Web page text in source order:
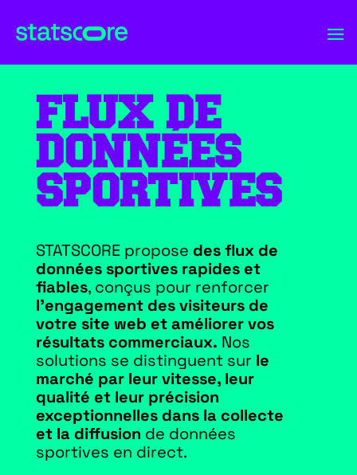
FLUX DE
DONNÉES
SPORTIVES
STATSCORE propose des flux de
données sportives rapides et
fiables, conçus pour renforcer
l’engagement des visiteurs de
votre site web et améliorer vos
résultats commerciaux. Nos
solutions se distinguent sur le
marché par leur vitesse, leur
qualité et leur précision
exceptionnelles dans la collecte
et la diffusion de données
sportives en direct.